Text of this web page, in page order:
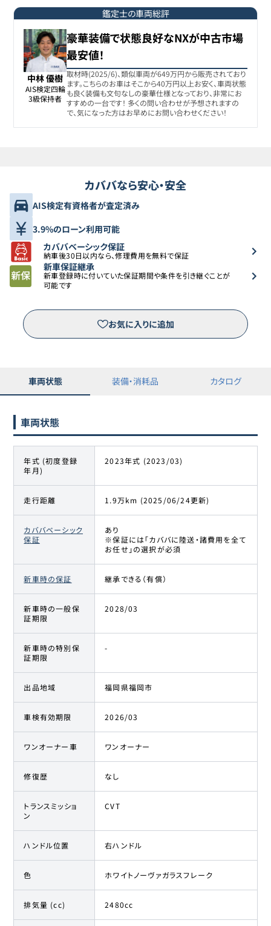
鑑定士の車両総評
中林 優樹
AIS検定四輪
3級保持者
豪華装備で状態良好なNXが中古市場
最安値！
取材時(2025/6)、類似車両が649万円から販売されており
ます。こちらのお車はそこから40万円以上お安く、車両状態
も良く装備も文句なしの豪華仕様となっており、非常にお
すすめの一台です！ 多くの問い合わせが予想されますの
で、気になった方はお早めにお問い合わせください！
カババなら安心・安全
AIS検定有資格者が査定済み
3.9%のローン利用可能
カババベーシック保証
納車後30日以内なら、修理費用を無料で保証
新車保証継承
新車登録時に付いていた保証期間や条件を引き継ぐことが
可能です
お気に入りに追加
車両状態 装備・消耗品 カタログ
車両状態
年式 (初度登録
年月)
2023年式 (2023/03)
走行距離 1.9万km (2025/06/24更新)
カババベーシック
保証
あり
※保証には「カババに陸送・諸費用を全て
お任せ」の選択が必須
新車時の保証 継承できる（有償）
新車時の一般保
証期限
2028/03
新車時の特別保
証期限
-
出品地域 福岡県福岡市
車検有効期限 2026/03
ワンオーナー車 ワンオーナー
修復歴 なし
トランスミッショ
ン
CVT
ハンドル位置 右ハンドル
色 ホワイトノーヴァガラスフレーク
排気量 (cc) 2480cc